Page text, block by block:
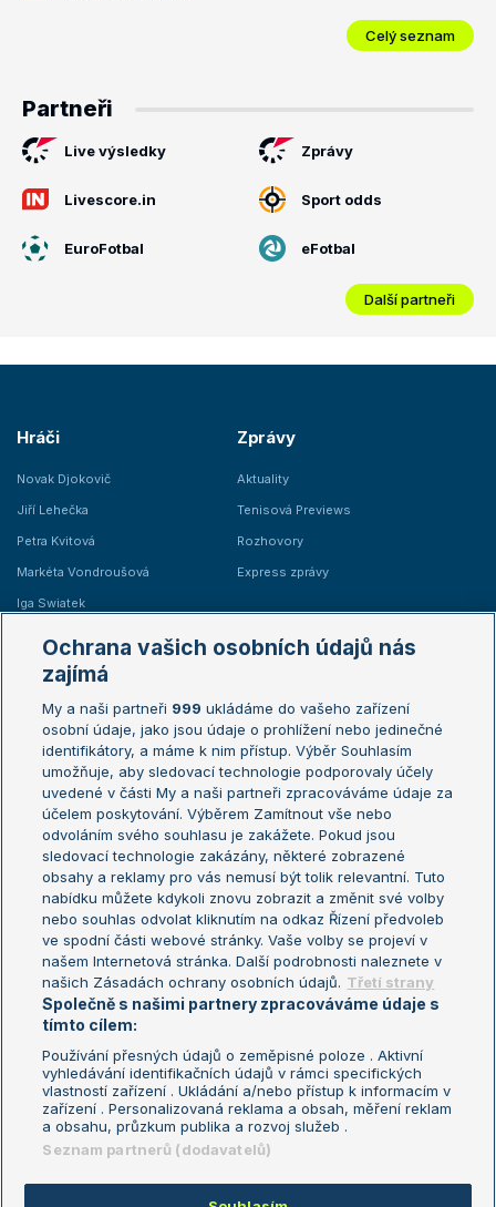
Celý seznam
Partneři
Live výsledky Zprávy
Livescore.in Sport odds
EuroFotbal eFotbal
Další partneři
Hráči
Novak Djokovič
Jiří Lehečka
Petra Kvitová
Markéta Vondroušová
Iga Swiatek
Zprávy
Aktuality
Tenisová Previews
Rozhovory
Express zprávy
Žebříčky
Žebříček ATP (muži)
Žebříček WTA (ženy)
Sázkařský žebříček
Australian Open
French Open
Wimbledon
US Open
Turnaj mistrů
Turnaj mistryň
Aktualní trendy
Fotbalové přestupy
Livesport Daily
LS Prague Open
Podmínky užití
Nastavení soukromí
GDPR a žurnalistika
Reklama
Kontakt
Informace o zpracování osobních
údajů
Ochrana vašich osobních údajů nás
zajímá
My a naši partneři 999 ukládáme do vašeho zařízení
osobní údaje, jako jsou údaje o prohlížení nebo jedinečné
identifikátory, a máme k nim přístup. Výběr Souhlasím
umožňuje, aby sledovací technologie podporovaly účely
uvedené v části My a naši partneři zpracováváme údaje za
účelem poskytování. Výběrem Zamítnout vše nebo
odvoláním svého souhlasu je zakážete. Pokud jsou
sledovací technologie zakázány, některé zobrazené
obsahy a reklamy pro vás nemusí být tolik relevantní. Tuto
nabídku můžete kdykoli znovu zobrazit a změnit své volby
nebo souhlas odvolat kliknutím na odkaz Řízení předvoleb
ve spodní části webové stránky. Vaše volby se projeví v
našem Internetová stránka. Další podrobnosti naleznete v
našich Zásadách ochrany osobních údajů. Třetí strany
Společně s našimi partnery zpracováváme údaje s
tímto cílem:
Používání přesných údajů o zeměpisné poloze . Aktivní
vyhledávání identifikačních údajů v rámci specifických
vlastností zařízení . Ukládání a/nebo přístup k informacím v
zařízení . Personalizovaná reklama a obsah, měření reklam
a obsahu, průzkum publika a rozvoj služeb .
Seznam partnerů (dodavatelů)